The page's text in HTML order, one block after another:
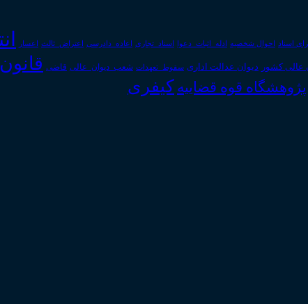
اسناد احوال شخصیه ادله_اثبات_دعوا اسناد_تجاری اعاده_دادرسی اعتراض_ثالث اعسار
عالی کشور دیوان عدالت اداری سقوط_تعهدات شعب_دیوان_عالی قاضی قانون
پژوهشگاه قوه قضاییه کیفری